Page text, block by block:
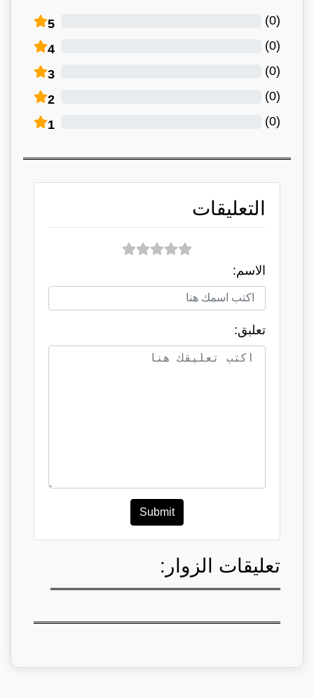
5 (
0
)
4 (
0
)
3 (
0
)
2 (
0
)
1 (
0
)
التعليقات
الاسم:
تعلبق:
Submit
تعليقات الزوار: